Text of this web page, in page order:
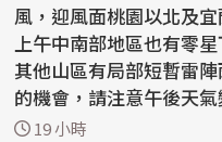
風，迎風面桃園以北及
上午中南部地區也有零
其他山區有局部短暫雷
的機會，請注意午後天氣變
面，各地...
19 小時